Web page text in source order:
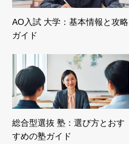
AO入試 大学：基本情報と攻略
ガイド
総合型選抜 塾：選び方とおす
すめの塾ガイド